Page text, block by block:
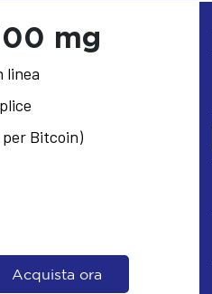
mg
linea
Bitcoin)
Acquista ora